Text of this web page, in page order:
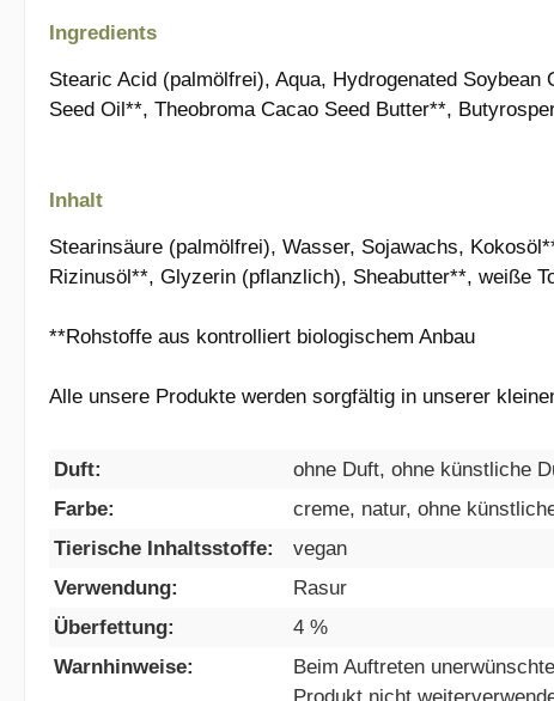
Ingredients
Stearic Acid (palmölfrei), Aqua, Hydrogenated
Seed Oil**, Theobroma Cacao Seed Butter**,
Inhalt
Stearinsäure (palmölfrei), Wasser, Sojawachs,
Rizinusöl**, Glyzerin (pflanzlich), Sheabutter**, weiße
**Rohstoffe aus kontrolliert biologischem Anbau
Alle unsere Produkte werden sorgfältig in unserer
Duft:
ohne Duft, ohne künstliche
Farbe:
creme, natur, ohne
Tierische Inhaltsstoffe:
vegan
Verwendung:
Rasur
Überfettung:
4 %
Warnhinweise:
Beim Auftreten